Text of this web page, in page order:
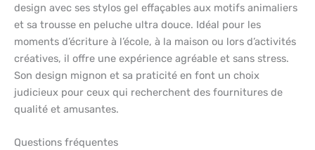
design avec ses stylos gel effaçables aux motifs animaliers
et sa trousse en peluche ultra douce. Idéal pour les
moments d’écriture à l’école, à la maison ou lors d’activités
créatives, il offre une expérience agréable et sans stress.
Son design mignon et sa praticité en font un choix
judicieux pour ceux qui recherchent des fournitures de
qualité et amusantes.
Questions fréquentes